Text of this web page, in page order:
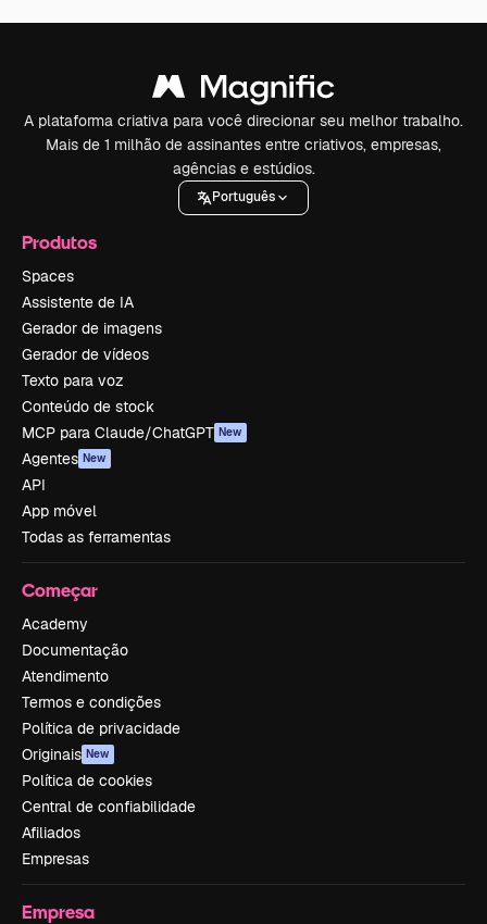
A plataforma criativa para você direcionar seu melhor trabalho.
Mais de 1 milhão de assinantes entre criativos, empresas,
agências e estúdios.
Português
Produtos
Spaces
Assistente de IA
Gerador de imagens
Gerador de vídeos
Texto para voz
Conteúdo de stock
MCP para Claude/ChatGPT New
Agentes New
API
App móvel
Todas as ferramentas
Começar
Academy
Documentação
Atendimento
Termos e condições
Política de privacidade
Originais New
Política de cookies
Central de confiabilidade
Afiliados
Empresas
Empresa